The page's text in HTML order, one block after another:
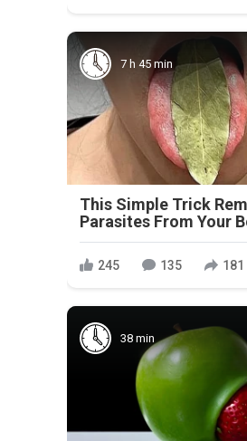
7 h 45 min
This Simple Trick
Parasites From Your
245 135 181
38 min